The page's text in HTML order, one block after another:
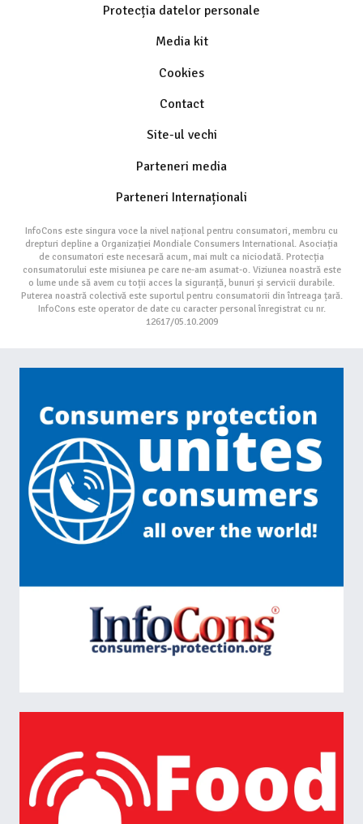
Protecția datelor personale
Media kit
Cookies
Contact
Site-ul vechi
Parteneri media
Parteneri Internaționali
InfoCons este singura voce la nivel național pentru consumatori, membru cu
drepturi depline a Organizației Mondiale Consumers International. Asociația
de consumatori este necesară acum, mai mult ca niciodată. Protecția
consumatorului este misiunea pe care ne-am asumat-o. Viziunea noastră este
o lume unde să avem cu toții acces la siguranță, bunuri și servicii durabile.
Puterea noastră colectivă este suportul pentru consumatorii din întreaga țară.
InfoCons este operator de date cu caracter personal înregistrat cu nr.
12617/05.10.2009